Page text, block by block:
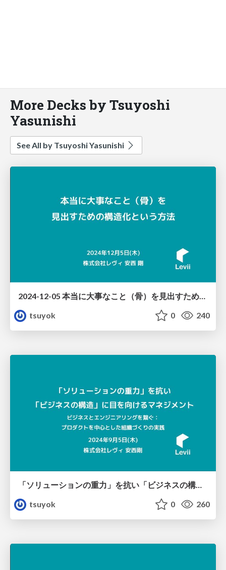
More Decks by Tsuyoshi
Yasunishi
See All by Tsuyoshi Yasunishi
2024-12-05 本当に大事なこと（骨）を見出すための構造化という方法
tsuyok
0 240
tsuyok
0 260